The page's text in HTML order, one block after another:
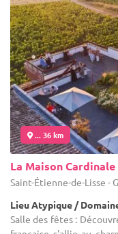
... 36 km
La Maison Cardinale
Saint-Étienne-de-Lisse -
Lieu Atypique /
Salle des fêtes :